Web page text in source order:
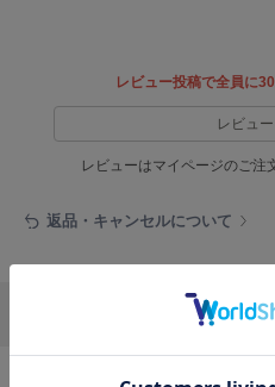
emmi atelier
エミ アトリエ
エミヨガ
アイ
レビュー投稿で全員に
レビュ
レビューはマイページのご注
返品・キャンセルについて
リポストする